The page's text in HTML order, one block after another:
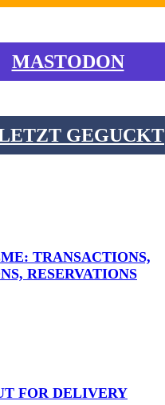
MASTODON
GEGUCKT
TRANSACTIONS,
RESERVATIONS
FOR DELIVERY